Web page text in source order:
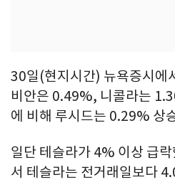
30일(현지시간) 뉴욕증시에
비안은 0.49%, 니콜라는
에 비해 루시드는 0.29% 상
일단 테슬라가 4% 이상 급
서 테슬라는 전거래일보다